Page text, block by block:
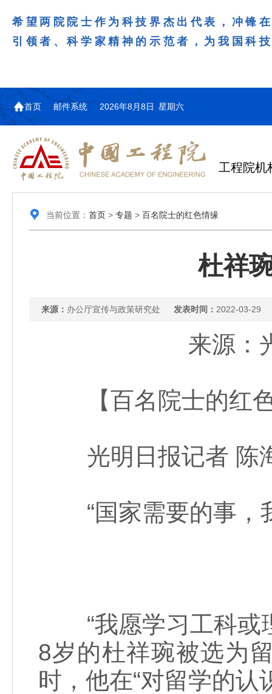
希望两院院士作为科技界杰出代表，冲锋
引领者、科学家精神的示范者，为我国科
首页 邮件系统 2026年8月8日 星期六
工程院机
当前位置： 首页> 专题 > 百名院士的红色情缘
杜祥
来源： 办公厅宣传与政策研究处 发表时间： 2022-03-29
来源
【百名院士的红
光明日报记者 陈
“国家需要的事，
“我愿学习工科或
8岁的杜祥琬被选为
时，他在“对留学的认